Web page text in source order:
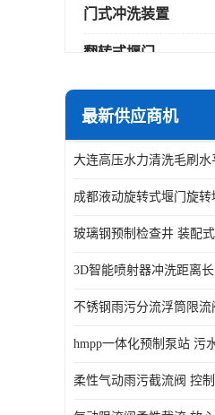
门式冲洗装置
翻转式堰门
智能一体化雨水泵站
智能一体化供水泵房
智能一体化净水设备
最新供应商机